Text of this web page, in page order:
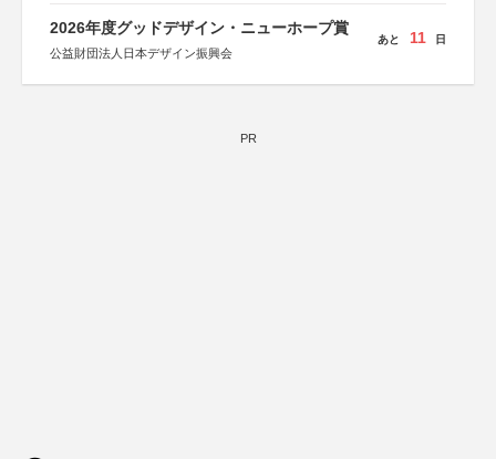
2026年度グッドデザイン・ニューホープ賞
公益財団法人日本デザイン振興会
あと 11 日
PR